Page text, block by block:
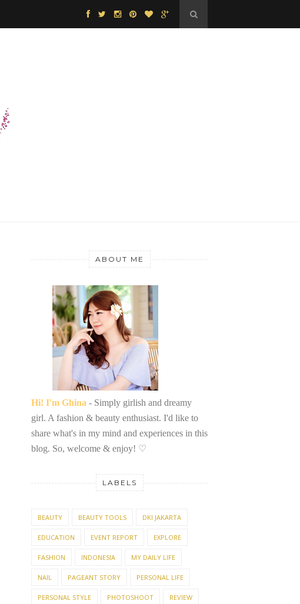
ABOUT ME
Hi! I'm Ghina - Simply girlish and dreamy
girl. A fashion & beauty enthusiast. I'd like to
share what's in my mind and experiences in this
blog. So, welcome & enjoy! ♡
LABELS
BEAUTY BEAUTY TOOLS DKI JAKARTA
EDUCATION EVENT REPORT EXPLORE
FASHION INDONESIA MY DAILY LIFE
NAIL PAGEANT STORY PERSONAL LIFE
PERSONAL STYLE PHOTOSHOOT REVIEW